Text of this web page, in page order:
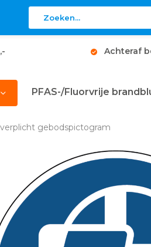
Achteraf
PFAS-/Fluorvrije
gebodspictogram